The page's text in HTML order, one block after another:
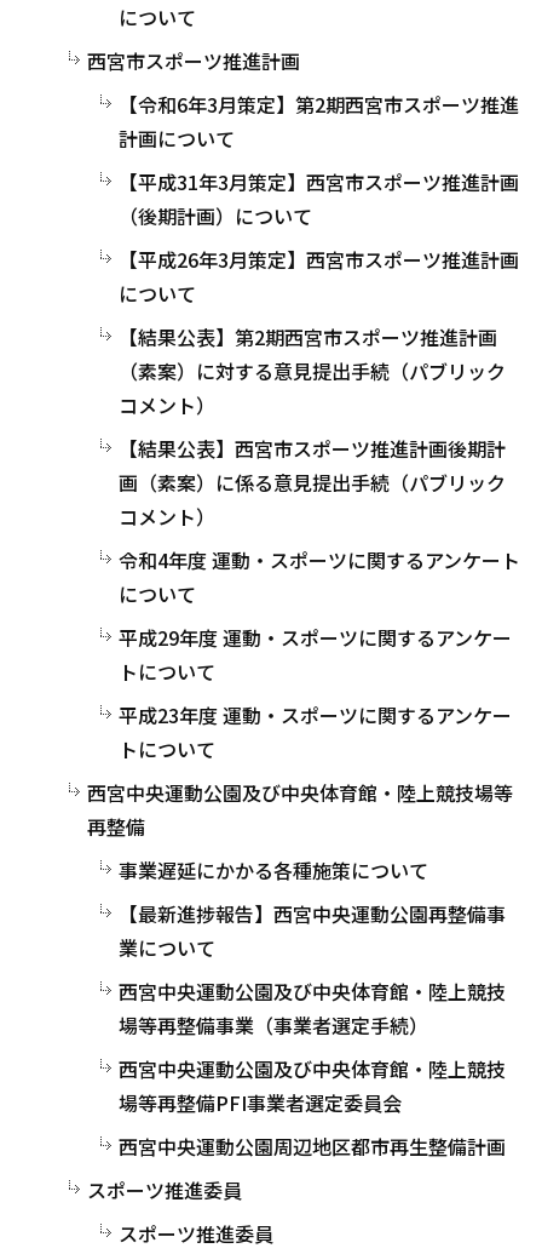
について
西宮市スポーツ推進計画
【令和6年3月策定】第2期西宮市スポーツ推進
計画について
【平成31年3月策定】西宮市スポーツ推進計画
（後期計画）について
【平成26年3月策定】西宮市スポーツ推進計画
について
【結果公表】第2期西宮市スポーツ推進計画
（素案）に対する意見提出手続（パブリック
コメント）
【結果公表】西宮市スポーツ推進計画後期計
画（素案）に係る意見提出手続（パブリック
コメント）
令和4年度 運動・スポーツに関するアンケート
について
平成29年度 運動・スポーツに関するアンケー
トについて
平成23年度 運動・スポーツに関するアンケー
トについて
西宮中央運動公園及び中央体育館・陸上競技場等
再整備
事業遅延にかかる各種施策について
【最新進捗報告】西宮中央運動公園再整備事
業について
西宮中央運動公園及び中央体育館・陸上競技
場等再整備事業（事業者選定手続）
西宮中央運動公園及び中央体育館・陸上競技
場等再整備PFI事業者選定委員会
西宮中央運動公園周辺地区都市再生整備計画
スポーツ推進委員
スポーツ推進委員